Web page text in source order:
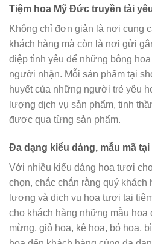
Tiệm hoa Mỹ Đức truyền tải
Không chỉ đơn giản là nơi cung
khách hàng mà còn là nơi gửi
điệp tình yêu để những bông
người nhận. Mỗi sản phẩm tại
huyết của những người trẻ yêu
lượng dịch vụ sản phẩm, tinh
được qua từng sản phẩm.
Đa dạng kiểu dáng, mẫu mã
Với nhiều kiểu dáng hoa tươi
chọn, chắc chắn rằng quý
lượng và dịch vụ hoa tươi tại
cho khách hàng những mẫu
mừng, giỏ hoa, kệ hoa, bó hoa,